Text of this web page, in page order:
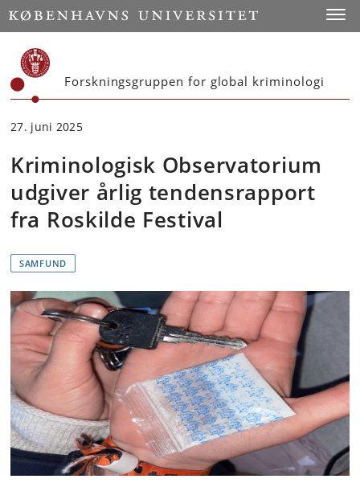
Start
Forskningsgruppen for global kriminologi
27. juni 2025
Kriminologisk Observatorium
udgiver årlig tendensrapport
fra Roskilde Festival
SAMFUND